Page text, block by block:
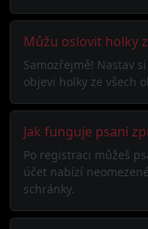
Můžu oslovit holky
Samozřejmě! Nastav
objevi holky ze všech
Jak funguje psaní
Po registraci můžeš
účet nabízí
schránky.